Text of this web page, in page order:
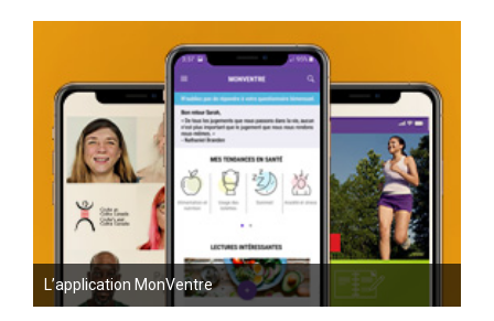
L’application MonVentre